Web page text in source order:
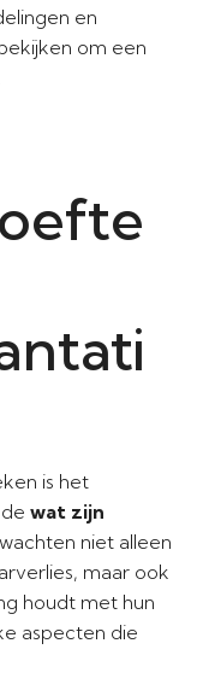
en
om een
is het
wat zijn
niet alleen
maar ook
houdt met hun
aspecten die